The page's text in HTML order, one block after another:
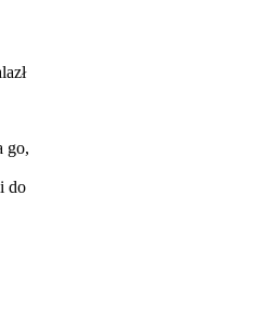
go,
do